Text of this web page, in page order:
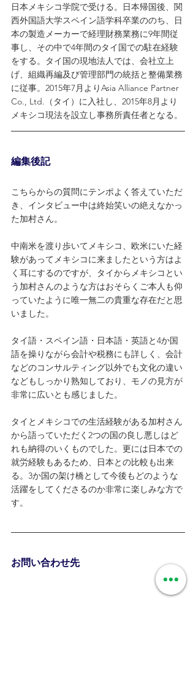
日本メキシコ学院で受ける。日本帰国後、関
西外国語大学スペイン語学科卒業ののち、日
本の製造メーカーで経理財務業務に9年間従
事し、その中で4年間のタイ国での駐在経験
をする。タイ国の現地法人では、会社立上
げ、組織再編及び管理部門の統括と整備業務
に従事。2015年7月よりAsia Alliance Partner
Co., Ltd.（タイ）に入社し、2015年8月より
メキシコ現法を設立し事務所責任者となる。
編集後記
こちらからの質問にテンポよく答えていただ
き、インタビュー中は終始笑いの絶えなかっ
た加村さん。
中南米を渡り歩いてメキシコ、欧米にいた経
験があってメキシコに来ましたという方はよ
く耳にするのですが、タイからメキシコとい
う加村さんのような方はおそらくご本人も仰
っていたように唯一無二の貴重な存在だと思
いました。
タイ語・スペイン語・日本語・英語と4か国
語を操りながら会計や税務にも詳しく、会計
などのコンサルティング以外でも文化の違い
などもしっかり熟知しており、モノの見方が
非常に広いとも感じました。
タイとメキシコでの生活経験がある加村さん
から語っていただく2つの国の良し悪しはど
れも納得のいくものでした。更には日本での
就労経験もあるため、日本との比較も出来
る。3か国の架け橋として今後もどのような
活躍をしてくださるのか非常に楽しみな方で
す。
お問い合わせ先